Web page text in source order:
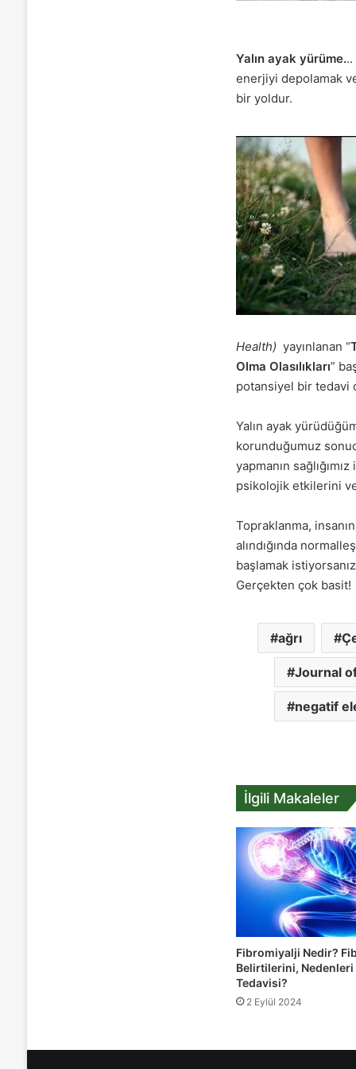
Yalın ayak yürüme...
enerjiyi depolamak
bir yoldur.
Health) yayınlanan “
Olma Olasılıkları”
potansiyel bir tedavi
Yalın ayak
korunduğumuz
yapmanın
psikolojik etkilerini
Topraklanma,
alındığında
başlamak
Gerçekten çok basit!
ağrı
Journal
negatif
İlgili Makaleler
Fibromiyalji Nedir?
Belirtilerini, Nedenleri
Tedavisi?
2 Eylül 2024